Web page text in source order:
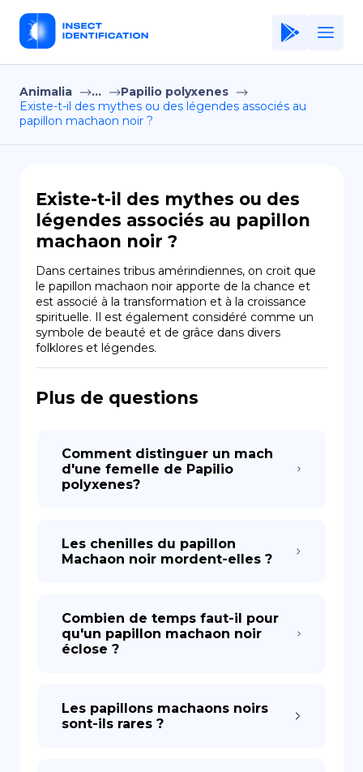
Home
Application
Privacy Policy
FR
EN
DE
Animalia ...
Papilio polyxenes
Existe-t-il des mythes ou des légendes associés au
papillon machaon noir ?
Existe-t-il des mythes ou des
légendes associés au papillon
machaon noir ?
Dans certaines tribus amérindiennes, on croit que
le papillon machaon noir apporte de la chance et
est associé à la transformation et à la croissance
spirituelle. Il est également considéré comme un
symbole de beauté et de grâce dans divers
folklores et légendes.
Plus de questions
Comment distinguer un mach
d'une femelle de Papilio
polyxenes?
Les chenilles du papillon
Machaon noir mordent-elles ?
Combien de temps faut-il pour
qu'un papillon machaon noir
éclose ?
Les papillons machaons noirs
sont-ils rares ?